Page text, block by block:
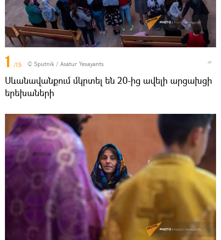
1 /15 © Sputnik / Asatur Yesayants
Սևանավանքում մկրտել են 20-ից ավելի արցախցի
երեխաների